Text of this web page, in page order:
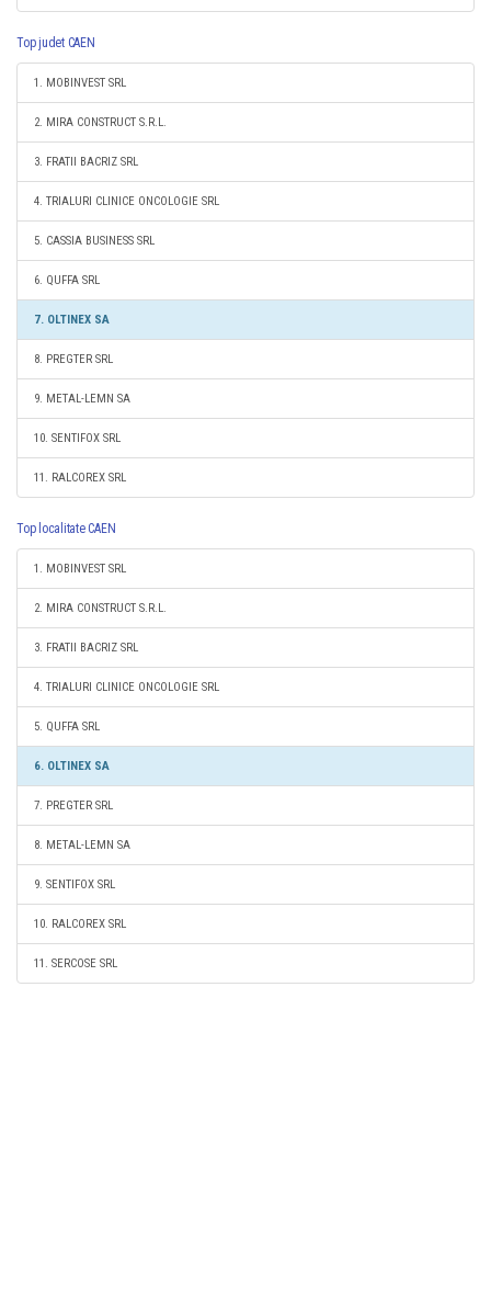
Top judet CAEN
1. MOBINVEST SRL
2. MIRA CONSTRUCT S.R.L.
3. FRATII BACRIZ SRL
4. TRIALURI CLINICE ONCOLOGIE SRL
5. CASSIA BUSINESS SRL
6. QUFFA SRL
7. OLTINEX SA
8. PREGTER SRL
9. METAL-LEMN SA
10. SENTIFOX SRL
11. RALCOREX SRL
Top localitate CAEN
1. MOBINVEST SRL
2. MIRA CONSTRUCT S.R.L.
3. FRATII BACRIZ SRL
4. TRIALURI CLINICE ONCOLOGIE SRL
5. QUFFA SRL
6. OLTINEX SA
7. PREGTER SRL
8. METAL-LEMN SA
9. SENTIFOX SRL
10. RALCOREX SRL
11. SERCOSE SRL